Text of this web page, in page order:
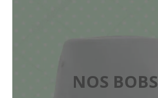
NOS BOBS